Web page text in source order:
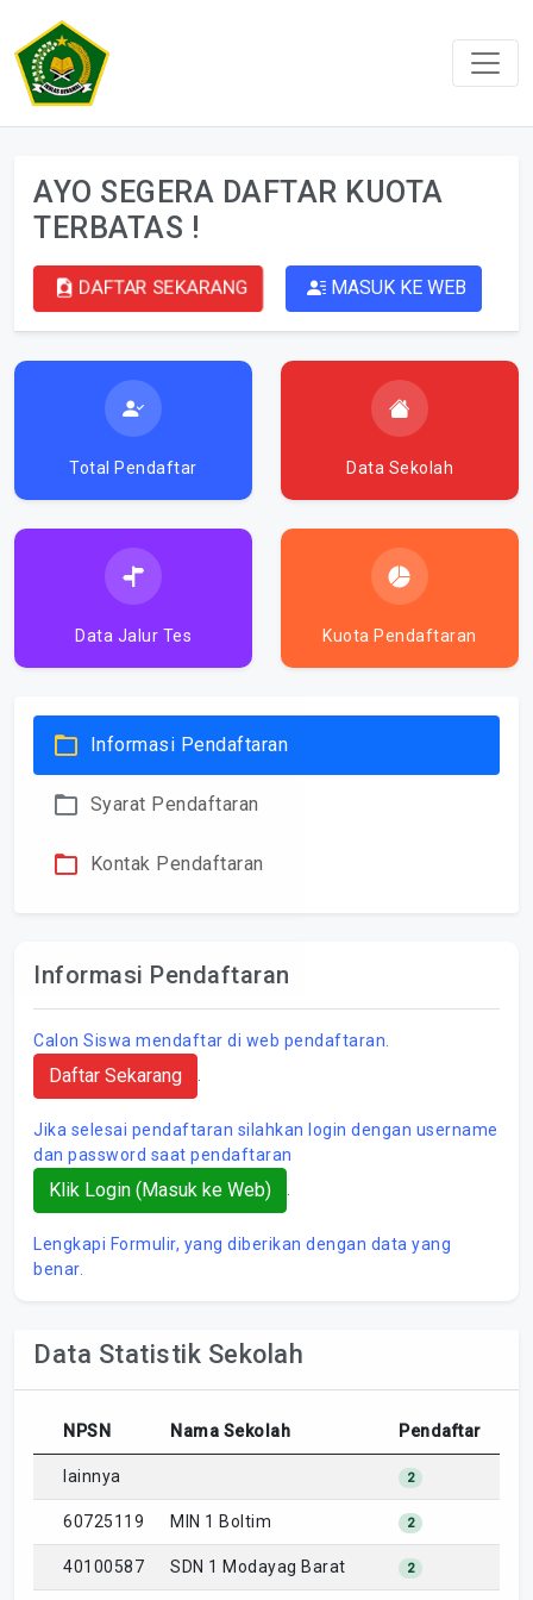
AYO SEGERA DAFTAR KUOTA
TERBATAS !
DAFTAR SEKARANG MASUK KE WEB
Total Pendaftar Data Sekolah
Data Jalur Tes Kuota Pendaftaran
Informasi Pendaftaran
Syarat Pendaftaran
Kontak Pendaftaran
Informasi Pendaftaran
Calon Siswa mendaftar di web pendaftaran.
Daftar Sekarang
Jika selesai pendaftaran silahkan login dengan username
dan password saat pendaftaran
Klik Login (Masuk ke Web)
Lengkapi Formulir, yang diberikan dengan data yang
benar.
Data Statistik Sekolah
NPSN Nama Sekolah Pendaftar
lainnya 2
60725119 MIN 1 Boltim 2
40100587 SDN 1 Modayag Barat 2